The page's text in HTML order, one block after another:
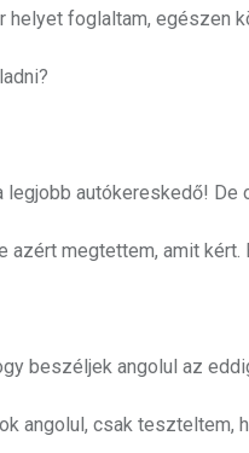
helyet foglaltam, egészen
autókereskedő! De
azért megtettem, amit
beszéljek angolul az
angolul, csak teszteltem,